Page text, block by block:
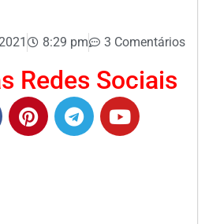
8:29 pm 3 Comentários
Redes Sociais